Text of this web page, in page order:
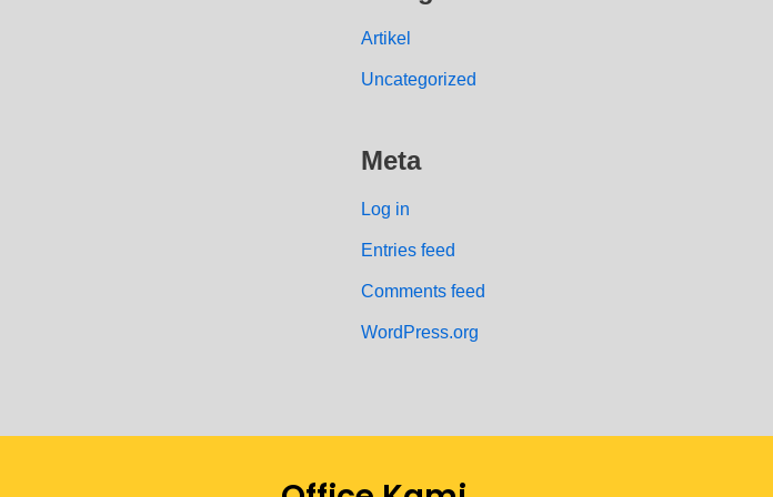
Artikel
Uncategorized
Meta
Log in
Entries feed
Comments feed
WordPress.org